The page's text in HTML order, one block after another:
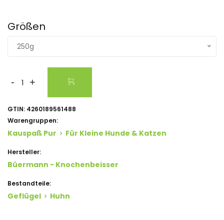
Größen
250g
- +
GTIN: 4260189561488
Warengruppen:
Kauspaß Pur Für Kleine Hunde & Katzen
Hersteller:
Büermann - Knochenbeisser
Bestandteile:
Geflügel Huhn